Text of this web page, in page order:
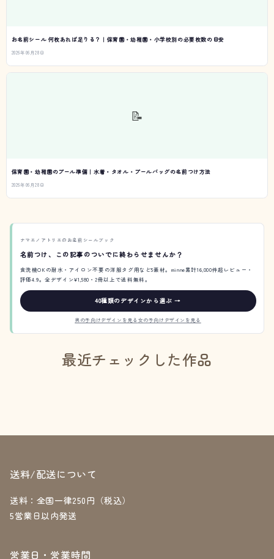
お名前シール 何枚あれば足りる？｜保育園・幼稚園・小学校別の必要枚数の目安
2026年06月28日
📝
保育園・幼稚園のプール準備｜水着・タオル・プールバッグの名前つけ方法
2026年06月28日
ナマエノアトリエのお名前シールブック
名前つけ、この記事のついでに終わらせませんか？
食洗機OKの耐水・アイロン不要の洋服タグ用など5素材。minne累計16,000件超レビュー・
評価4.9。全デザイン¥1,580・2冊以上で送料無料。
40種類のデザインから選ぶ →
男の子向けデザインを見る 女の子向けデザインを見る
最近チェックした作品
送料/配送について
送料：全国一律250円（税込）
5営業日以内発送
営業日・営業時間